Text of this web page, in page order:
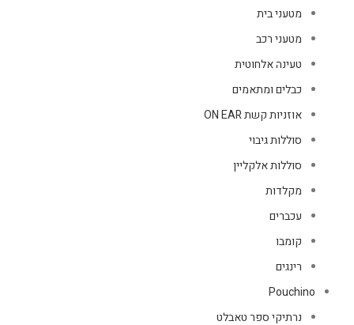
מטעני בית
מטעני רכב
טעינה אלחוטית
כבלים ומתאמים
אוזניות קשת ON EAR
סוללות גיבוי
סוללות אלקליין
מקלדות
עכברים
קומבו
רינגים
Pouchino
נרתיקי ספר טאבלט